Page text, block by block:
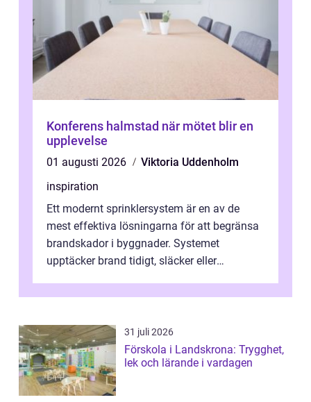
Konferens halmstad när mötet blir en
upplevelse
01 augusti 2026
Viktoria Uddenholm
inspiration
Ett modernt sprinklersystem är en av de
mest effektiva lösningarna för att begränsa
brandskador i byggnader. Systemet
upptäcker brand tidigt, släcker eller
31 juli 2026
Förskola i Landskrona: Trygghet,
lek och lärande i vardagen